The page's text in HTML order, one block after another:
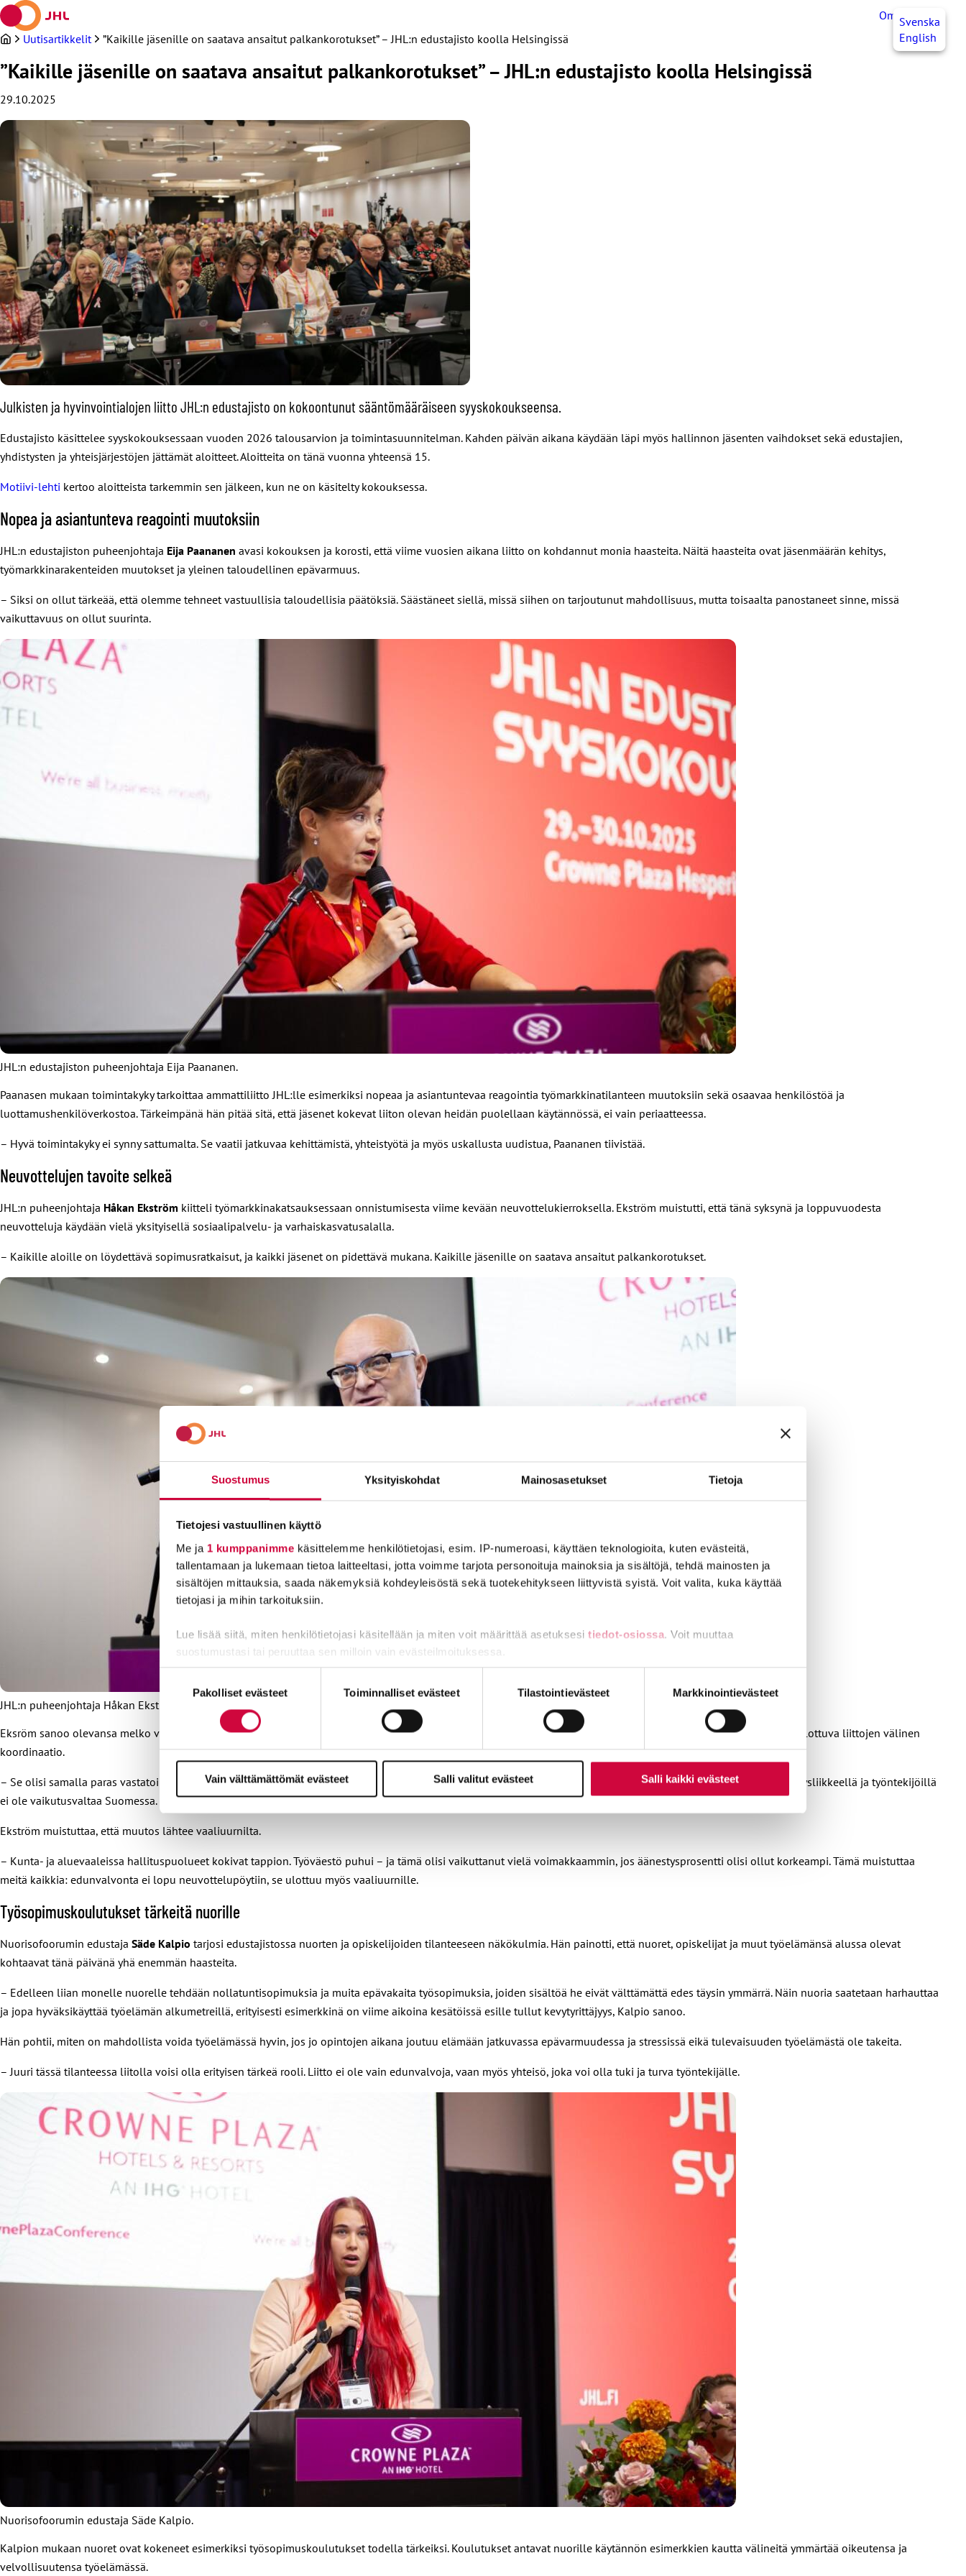
Suostumus Yksityiskohdat Mainosasetukset Tietoja
Tietojesi vastuullinen käyttö
Me ja 1 kumppanimme käsittelemme henkilötietojasi, esim. IP-numeroasi, käyttäen teknologioita, kuten evästeitä,
tallentamaan ja lukemaan tietoa laitteeltasi, jotta voimme tarjota personoituja mainoksia ja sisältöjä, tehdä mainosten ja
sisältöjen mittauksia, saada näkemyksiä kohdeyleisöstä sekä tuotekehitykseen liittyvistä syistä. Voit valita, kuka käyttää
tietojasi ja mihin tarkoituksiin.
Lue lisää siitä, miten henkilötietojasi käsitellään ja miten voit määrittää asetuksesi tiedot-osiossa. Voit muuttaa
suostumustasi tai peruuttaa sen milloin vain evästeilmoituksessa.
Evästeistä osa on välttämättömiä, osa sivuston toimintaa parantavia, ja osaa käytetään tilastointi- tai
valinta
Pakolliset evästeet Toiminnalliset evästeet Tilastointievästeet Markkinointievästeet
Vain välttämättömät evästeet Salli valitut evästeet Salli kaikki evästeet
Siirry
sisältöön
OmaJHLSvenska
English
Uutisartikkelit ”Kaikille jäsenille on saatava ansaitut palkankorotukset” – JHL:n edustajisto koolla Helsingissä
”Kaikille jäsenille on saatava ansaitut palkankorotukset” – JHL:n edustajisto koolla Helsingissä
29.10.2025
Julkisten ja hyvinvointialojen liitto JHL:n edustajisto on kokoontunut sääntömääräiseen syyskokoukseensa.
Edustajisto käsittelee syyskokouksessaan vuoden 2026 talousarvion ja toimintasuunnitelman. Kahden päivän aikana käydään läpi myös hallinnon jäsenten vaihdokset sekä edustajien,
yhdistysten ja yhteisjärjestöjen jättämät aloitteet. Aloitteita on tänä vuonna yhteensä 15.
Motiivi-lehti kertoo aloitteista tarkemmin sen jälkeen, kun ne on käsitelty kokouksessa.
Nopea ja asiantunteva reagointi muutoksiin
JHL:n edustajiston puheenjohtaja Eija Paananen avasi kokouksen ja korosti, että viime vuosien aikana liitto on kohdannut monia haasteita. Näitä haasteita ovat jäsenmäärän kehitys,
työmarkkinarakenteiden muutokset ja yleinen taloudellinen epävarmuus.
– Siksi on ollut tärkeää, että olemme tehneet vastuullisia taloudellisia päätöksiä. Säästäneet siellä, missä siihen on tarjoutunut mahdollisuus, mutta toisaalta panostaneet sinne, missä
vaikuttavuus on ollut suurinta.
JHL:n edustajiston puheenjohtaja Eija Paananen.
Paanasen mukaan toimintakyky tarkoittaa ammattiliitto JHL:lle esimerkiksi nopeaa ja asiantuntevaa reagointia työmarkkinatilanteen muutoksiin sekä osaavaa henkilöstöä ja
luottamushenkilöverkostoa. Tärkeimpänä hän pitää sitä, että jäsenet kokevat liiton olevan heidän puolellaan käytännössä, ei vain periaatteessa.
– Hyvä toimintakyky ei synny sattumalta. Se vaatii jatkuvaa kehittämistä, yhteistyötä ja myös uskallusta uudistua, Paananen tiivistää.
Neuvottelujen tavoite selkeä
JHL:n puheenjohtaja Håkan Ekström kiitteli työmarkkinakatsauksessaan onnistumisesta viime kevään neuvottelukierroksella. Ekström muistutti, että tänä syksynä ja loppuvuodesta
neuvotteluja käydään vielä yksityisellä sosiaalipalvelu- ja varhaiskasvatusalalla.
– Kaikille aloille on löydettävä sopimusratkaisut, ja kaikki jäsenet on pidettävä mukana. Kaikille jäsenille on saatava ansaitut palkankorotukset.
JHL:n puheenjohtaja Håkan Ekström.
Eksröm sanoo olevansa melko vakuuttunut siitä, että JHL:n jäsenten tahto on pyrkiä löytämään myös seuraavalle neuvottelukierrokselle mahdollisimman laajalle ulottuva liittojen välinen
koordinaatio.
– Se olisi samalla paras vastatoimi niille voimille, jotka haluavat pirstaloida neuvottelutoimintaa ja rikkoa sopimusyhteiskuntaa ja lähtevät siitä, että ammattiyhdistysliikkeellä ja työntekijöillä
ei ole vaikutusvaltaa Suomessa.
Ekström muistuttaa, että muutos lähtee vaaliuurnilta.
– Kunta- ja aluevaaleissa hallituspuolueet kokivat tappion. Työväestö puhui – ja tämä olisi vaikuttanut vielä voimakkaammin, jos äänestysprosentti olisi ollut korkeampi. Tämä muistuttaa
meitä kaikkia: edunvalvonta ei lopu neuvottelupöytiin, se ulottuu myös vaaliuurnille.
Työsopimuskoulutukset tärkeitä nuorille
Nuorisofoorumin edustaja Säde Kalpio tarjosi edustajistossa nuorten ja opiskelijoiden tilanteeseen näkökulmia. Hän painotti, että nuoret, opiskelijat ja muut työelämänsä alussa olevat
kohtaavat tänä päivänä yhä enemmän haasteita.
– Edelleen liian monelle nuorelle tehdään nollatuntisopimuksia ja muita epävakaita työsopimuksia, joiden sisältöä he eivät välttämättä edes täysin ymmärrä. Näin nuoria saatetaan harhauttaa
ja jopa hyväksikäyttää työelämän alkumetreillä, erityisesti esimerkkinä on viime aikoina kesätöissä esille tullut kevytyrittäjyys, Kalpio sanoo.
Hän pohtii, miten on mahdollista voida työelämässä hyvin, jos jo opintojen aikana joutuu elämään jatkuvassa epävarmuudessa ja stressissä eikä tulevaisuuden työelämästä ole takeita.
– Juuri tässä tilanteessa liitolla voisi olla erityisen tärkeä rooli. Liitto ei ole vain edunvalvoja, vaan myös yhteisö, joka voi olla tuki ja turva työntekijälle.
Nuorisofoorumin edustaja Säde Kalpio.
Kalpion mukaan nuoret ovat kokeneet esimerkiksi työsopimuskoulutukset todella tärkeiksi. Koulutukset antavat nuorille käytännön esimerkkien kautta välineitä ymmärtää oikeutensa ja
velvollisuutensa työelämässä.